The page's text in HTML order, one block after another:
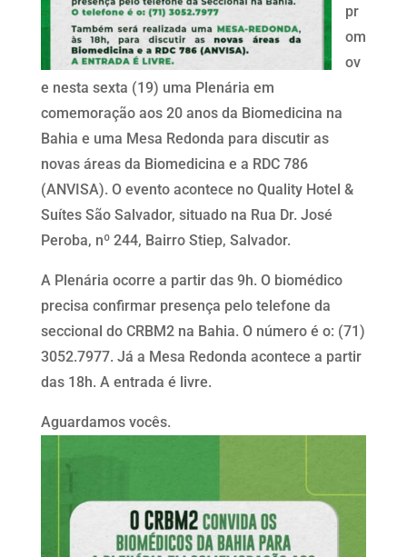
pr
om
ov
e nesta sexta (19) uma Plenária em
comemoração aos 20 anos da Biomedicina na
Bahia e uma Mesa Redonda para discutir as
novas áreas da Biomedicina e a RDC 786
(ANVISA). O evento acontece no Quality Hotel &
Suítes São Salvador, situado na Rua Dr. José
Peroba, nº 244, Bairro Stiep, Salvador.
A Plenária ocorre a partir das 9h. O biomédico
precisa confirmar presença pelo telefone da
seccional do CRBM2 na Bahia. O número é o: (71)
3052.7977. Já a Mesa Redonda acontece a partir
das 18h. A entrada é livre.
Aguardamos vocês.